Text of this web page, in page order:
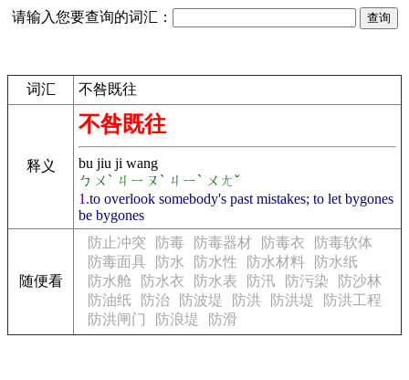
请输入您要查询的词汇：
词汇 不咎既往
释义
不咎既往
bu jiu ji wang
ㄅㄨˋ ㄐㄧㄡˋ ㄐㄧˋ ㄨㄤˇ
1.to overlook somebody's past mistakes; to let bygones
be bygones
随便看
防止冲突 防毒 防毒器材 防毒衣
防毒软体
防毒面具
防水 防水性 防水材料
防水纸
防水舱
防水衣 防水表 防汛 防污染
防沙林
防油纸
防治 防波堤 防洪 防洪堤
防洪工程
防洪闸门
防浪堤 防滑